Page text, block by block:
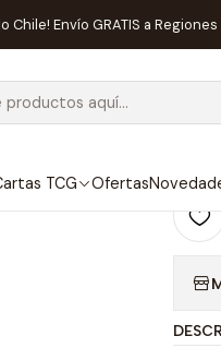
TCG Ofertas
Chile! Envío GRATIS a
Devir Las ruinas